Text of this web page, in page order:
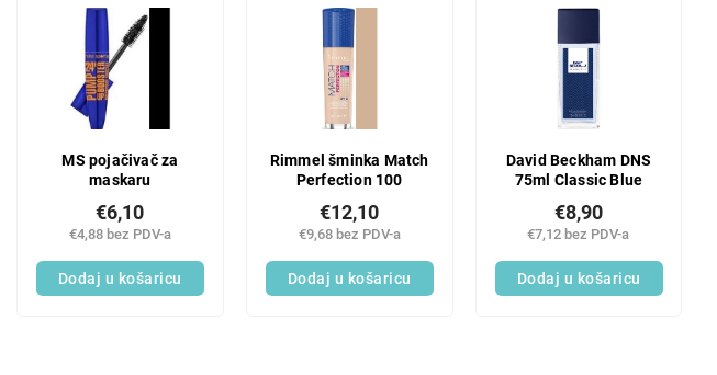
MS pojačivač za
maskaru
€4,88 bez PDV-a
€6,10
Dodaj u košaricu
Rimmel šminka Match
Perfection 100
€9,68 bez PDV-a
€12,10
Dodaj u košaricu
David Beckham DNS
75ml Classic Blue
€7,12 bez PDV-a
€8,90
Dodaj u košaricu